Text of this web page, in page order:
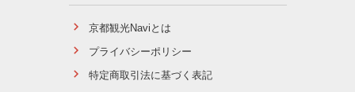
京都観光Naviとは
プライバシーポリシー
特定商取引法に基づく表記